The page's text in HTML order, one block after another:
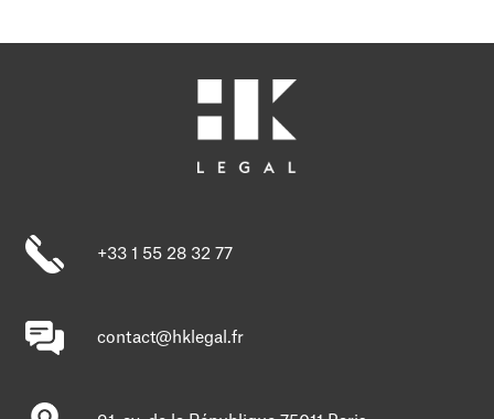
+33 1 55 28 32 77
contact@hklegal.fr